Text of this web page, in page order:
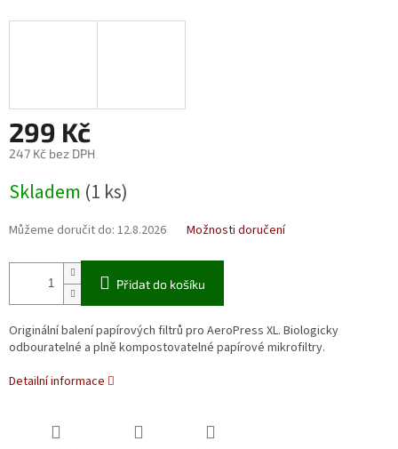
299 Kč
247 Kč bez DPH
cena:
Skladem (1 ks)
Můžeme doručit do: 12.8.2026 Možnosti doručení
Přidat do košíku
Originální balení papírových filtrů pro AeroPress XL. Biologicky
odbouratelné a plně kompostovatelné papírové mikrofiltry.
Detailní informace